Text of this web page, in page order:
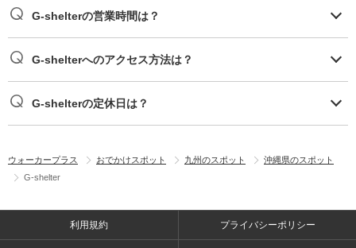
G-shelterの営業時間は？
G-shelterへのアクセス方法は？
G-shelterの定休日は？
ウォーカープラス おでかけスポット 九州のスポット
沖縄県のスポット
G-shelter
利用規約 プライバシーポリシー